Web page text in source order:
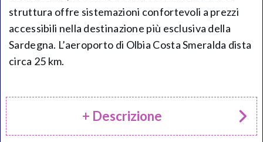
struttura offre sistemazioni confortevoli a prezzi
accessibili nella destinazione più esclusiva della
Sardegna. L’aeroporto di Olbia Costa Smeralda dista
circa 25 km.
+ Descrizione